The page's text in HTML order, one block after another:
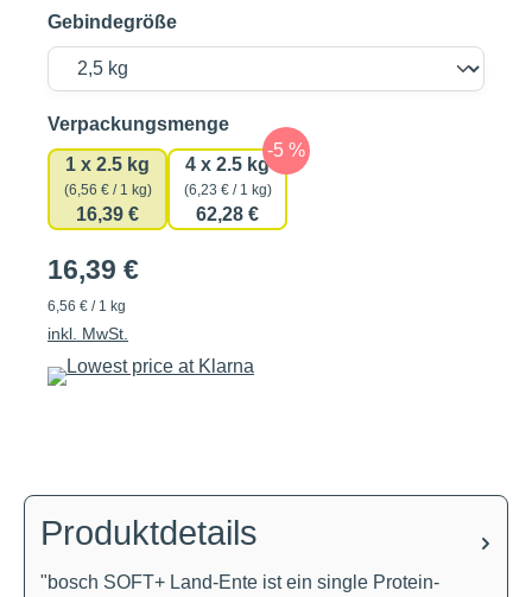
Gebindegröße
Verpackungsmengeauswählen
1 x 2.5 kg
(6,56 € / 1 kg)
16,39 €
4 x 2.5 kg
(6,23 € / 1 kg)
62,28 €
16,39 €
6,56 € / 1 kg
inkl. MwSt.
Produktdetails
"bosch SOFT+ Land-Ente ist ein single Protein-